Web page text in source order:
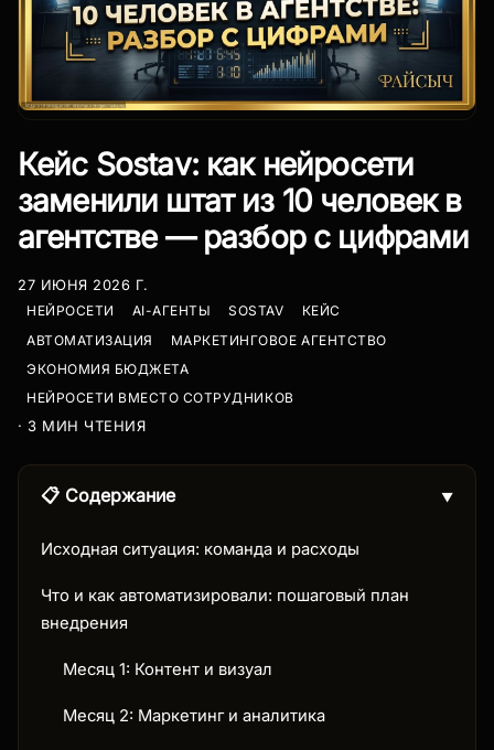
Кейс Sostav: как нейросети
заменили штат из 10 человек в
агентстве — разбор с цифрами
27 ИЮНЯ 2026 Г.
НЕЙРОСЕТИ
AI-АГЕНТЫ SOSTAV
КЕЙС
АВТОМАТИЗАЦИЯ
МАРКЕТИНГОВОЕ АГЕНТСТВО
ЭКОНОМИЯ БЮДЖЕТА
НЕЙРОСЕТИ ВМЕСТО СОТРУДНИКОВ
· 3 МИН ЧТЕНИЯ
📋 Содержание ▼
Исходная ситуация: команда и расходы
Что и как автоматизировали: пошаговый план
внедрения
Месяц 1: Контент и визуал
Месяц 2: Маркетинг и аналитика